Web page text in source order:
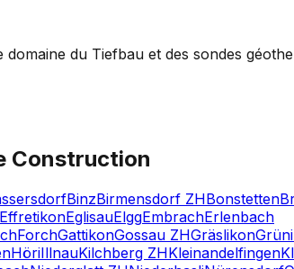
du Tiefbau et des sondes
Construction
BinzBirmensdorf ZHBonstetten
EffretikonEglisauElggEmbrachErlenbach
ForchGattikonGossau ZHGräslikon
HöriIllnauKilchberg ZHKleinandelfingen